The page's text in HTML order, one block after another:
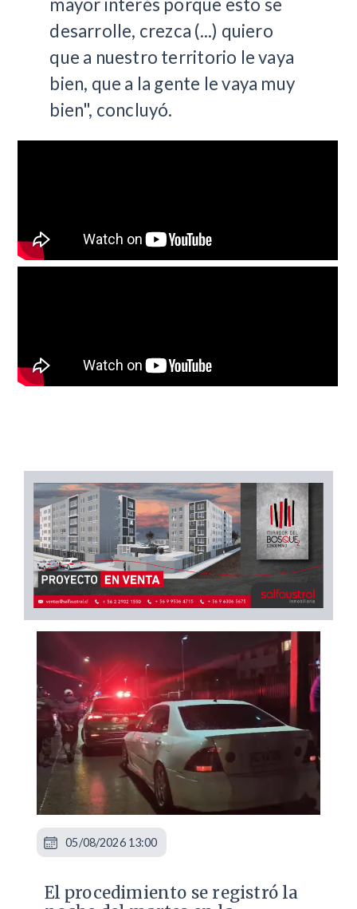
mayor interés porque esto se
desarrolle, crezca (...) quiero
que a nuestro territorio le vaya
bien, que a la gente le vaya muy
bien", concluyó.
​El procedimiento se registró la
05/08/2026 13:00